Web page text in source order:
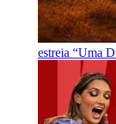
estreia “Uma